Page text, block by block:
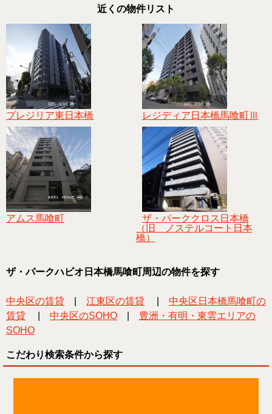
近くの物件リスト
プレジリア東日本橋 レジディア日本橋馬喰町Ⅲ
アムス馬喰町
ザ・パーククロス日本橋
（旧 ノステルコート日本
橋）
ザ・パークハビオ日本橋馬喰町周辺の物件を探す
中央区の賃貸 江東区の賃貸
中央区日本橋馬喰町の
賃貸
中央区のSOHO
豊洲・有明・東雲エリアの
SOHO
こだわり検索条件から探す